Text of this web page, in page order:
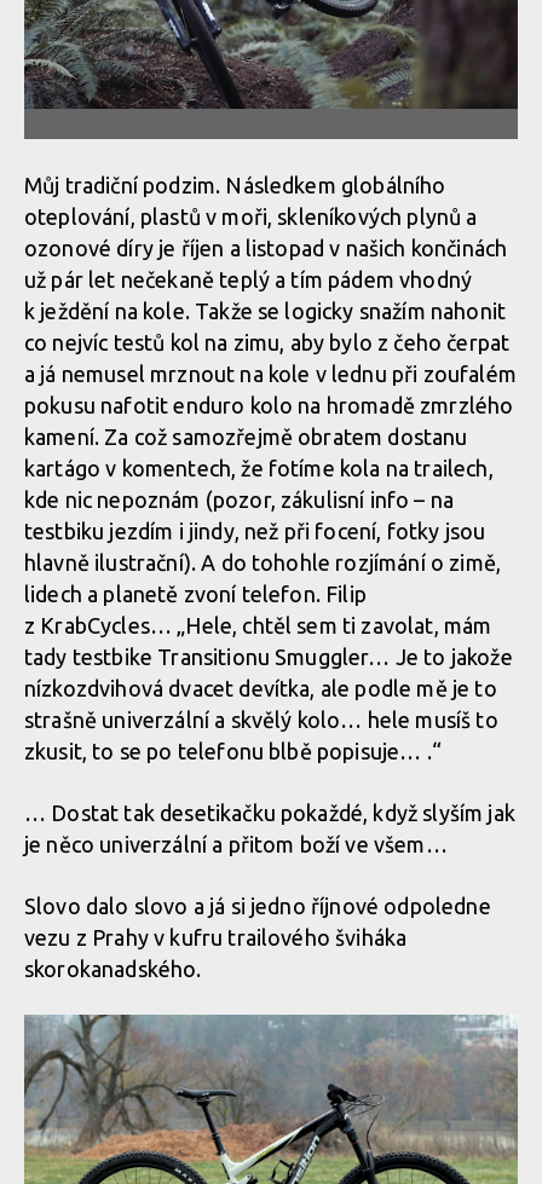
Můj tradiční podzim. Následkem globálního
oteplování, plastů v moři, skleníkových plynů a
ozonové díry je říjen a listopad v našich končinách
už pár let nečekaně teplý a tím pádem vhodný
k ježdění na kole. Takže se logicky snažím nahonit
co nejvíc testů kol na zimu, aby bylo z čeho čerpat
a já nemusel mrznout na kole v lednu při zoufalém
pokusu nafotit enduro kolo na hromadě zmrzlého
kamení. Za což samozřejmě obratem dostanu
kartágo v komentech, že fotíme kola na trailech,
kde nic nepoznám (pozor, zákulisní info – na
testbiku jezdím i jindy, než při focení, fotky jsou
hlavně ilustrační). A do tohohle rozjímání o zimě,
lidech a planetě zvoní telefon. Filip
z KrabCycles… „Hele, chtěl sem ti zavolat, mám
tady testbike Transitionu Smuggler… Je to jakože
nízkozdvihová dvacet devítka, ale podle mě je to
strašně univerzální a skvělý kolo… hele musíš to
zkusit, to se po telefonu blbě popisuje… .“
… Dostat tak desetikačku pokaždé, když slyším jak
je něco univerzální a přitom boží ve všem…
Slovo dalo slovo a já si jedno říjnové odpoledne
vezu z Prahy v kufru trailového šviháka
skorokanadského.